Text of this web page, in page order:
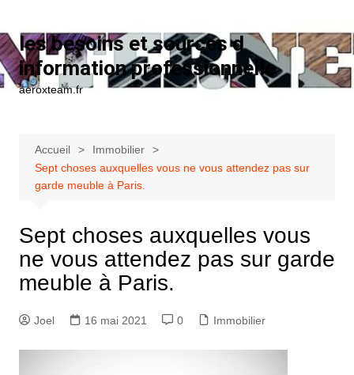
les besoins et sources d
information professionnelle
aeroxteam.fr
Accueil
Immobilier
Sept choses auxquelles vous ne vous attendez pas sur
garde meuble à Paris.
Sept choses auxquelles vous
ne vous attendez pas sur garde
meuble à Paris.
Joel 16 mai 2021 0 Immobilier